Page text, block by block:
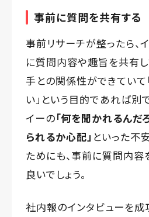
事前に質問を共有する
事前リサーチが整ったら、
に質問内容や趣旨を共有し
手との関係性ができていて
い」という目的であれば別
イーの「何を聞かれるんだ
られるか心配」 といった不
ためにも、事前に質問内
良いでしょう。
社内報のインタビューを